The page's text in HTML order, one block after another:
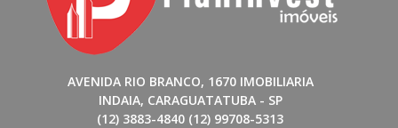
AVENIDA RIO BRANCO, 1670 IMOBILIARIA
INDAIA, CARAGUATATUBA - SP
(12) 3883-4840 (12) 99708-5313